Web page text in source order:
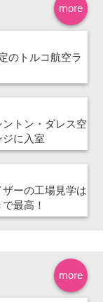
more
のトルコ航空ラ
ントン・ダレス空
に入室
ザーの工場見学は
最高！
more